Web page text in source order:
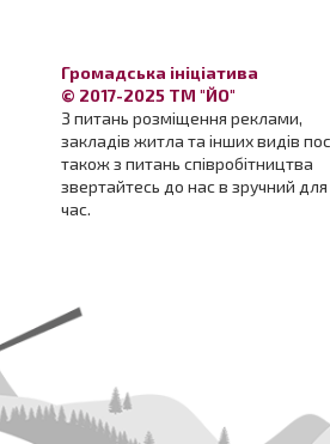
Громадська ініціатива
© 2017-2025 ТМ "ЙО"
З питань розміщення реклами,
закладів житла та інших видів
також з питань співробітництва
звертайтесь до нас в зручний для
час.